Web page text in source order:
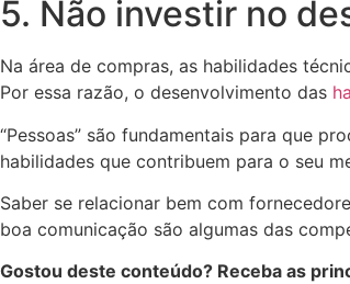
5. Não investir no
Na área de compras, as habilidades
Por essa razão, o desenvolvimento das
“Pessoas” são fundamentais para que
habilidades que contribuem para o seu
Saber se relacionar bem com
boa comunicação são algumas das
Gostou deste conteúdo? Receba as